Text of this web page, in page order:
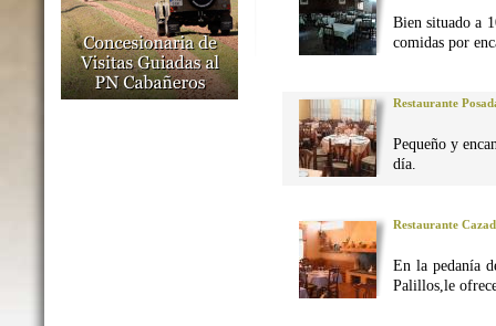
Bien situado a
comidas por
Restaurante
Pequeño y
día.
Restaurante
En la pedanía
Palillos,le